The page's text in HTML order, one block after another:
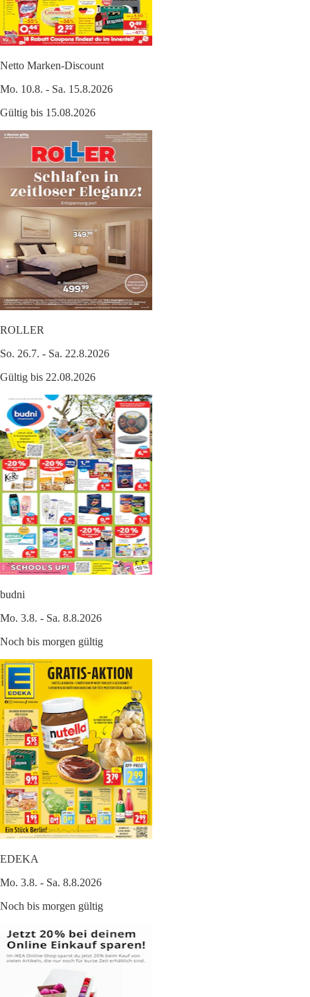
Netto Marken-Discount
Mo. 10.8. - Sa. 15.8.2026
Gültig bis 15.08.2026
ROLLER
So. 26.7. - Sa. 22.8.2026
Gültig bis 22.08.2026
budni
Mo. 3.8. - Sa. 8.8.2026
Noch bis morgen gültig
EDEKA
Mo. 3.8. - Sa. 8.8.2026
Noch bis morgen gültig